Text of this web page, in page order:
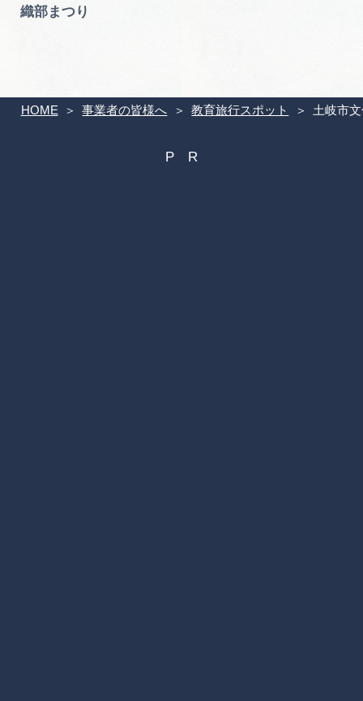
HOME 事業者の皆様へ 教育旅行スポット 土岐市
織部まつり